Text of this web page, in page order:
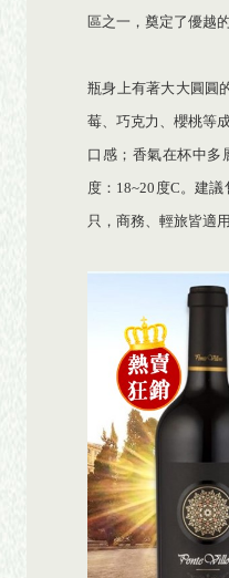
區之一，奠定了優越
瓶身上有著大大圓圓
莓、巧克力、櫻桃等
口感；香氣在杯中多
度：18~20度C。建
只，商務、輕旅皆適